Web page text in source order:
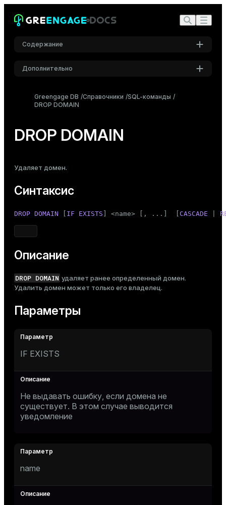
Содержание
Синтаксис
Параметры
Дополнительно
Темная
Greengage DB Справочники SQL-команды
DROP DOMAIN
DROP DOMAIN
Удаляет домен.
Синтаксис
DROP DOMAIN IF EXISTS ] <name> [, ...]  [ CASCADE
Описание
DROP DOMAIN удаляет ранее определенный домен.
Удалить домен может только его владелец.
Параметры
IF EXISTS
Не выдавать ошибку, если домена не
существует. В этом случае выводится
уведомление
name